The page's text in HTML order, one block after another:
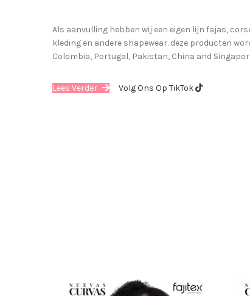
Als aanvulling hebben wij een eigen lijn fajas,
kleding en andere shapewear. deze producten
Colombia, Portugal, Pakistan, China and
Lees Verder Volg Ons Op TikTok